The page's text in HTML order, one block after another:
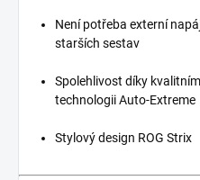
Není potřeba externí
starších sestav
Spolehlivost díky
technologii Auto-Extreme
Stylový design ROG Strix